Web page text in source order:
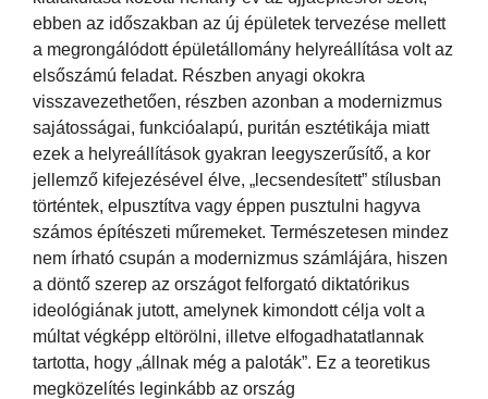
ebben az időszakban az új épületek tervezése mellett
a megrongálódott épületállomány helyreállítása volt az
elsőszámú feladat. Részben anyagi okokra
visszavezethetően, részben azonban a modernizmus
sajátosságai, funkcióalapú, puritán esztétikája miatt
ezek a helyreállítások gyakran leegyszerűsítő, a kor
jellemző kifejezésével élve, „lecsendesített” stílusban
történtek, elpusztítva vagy éppen pusztulni hagyva
számos építészeti műremeket. Természetesen mindez
nem írható csupán a modernizmus számlájára, hiszen
a döntő szerep az országot felforgató diktatórikus
ideológiának jutott, amelynek kimondott célja volt a
múltat végképp eltörölni, illetve elfogadhatatlannak
tartotta, hogy „állnak még a paloták”. Ez a teoretikus
megközelítés leginkább az ország